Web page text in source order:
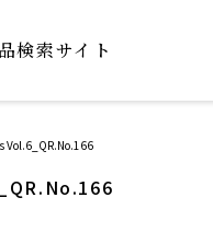
検索サイト
Vol.6_QR.No.166